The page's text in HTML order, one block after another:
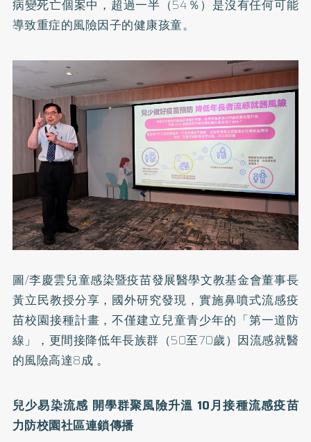
病變死亡個案中，超過一半（54％）是沒有任何可能
導致重症的風險因子的健康孩童。
圖/李慶雲兒童感染暨疫苗發展醫學文教基金會董事長
黃立民教授分享，國外研究發現，實施鼻噴式流感疫
苗校園接種計畫，不僅建立兒童青少年的「第一道防
線」，更間接降低年長族群（50至70歲）因流感就醫
的風險高達8成 。
兒少易染流感 開學群聚風險升溫 10月接種流感疫苗
力防校園社區連鎖傳播